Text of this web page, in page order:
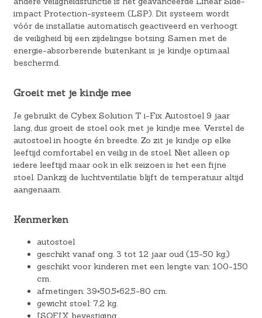
impact Protection-systeem (LSP). Dit systeem wordt
vóór de installatie automatisch geactiveerd en verhoogt
de veiligheid bij een zijdelingse botsing. Samen met de
energie-absorberende buitenkant is je kindje optimaal
beschermd.
Groeit met je kindje mee
Je gebruikt de Cybex Solution T i-Fix Autostoel 9 jaar
lang, dus groeit de stoel ook met je kindje mee. Verstel de
autostoel in hoogte én breedte. Zo zit je kindje op elke
leeftijd comfortabel en veilig in de stoel. Niet alleen op
iedere leeftijd maar ook in elk seizoen is het een fijne
stoel. Dankzij de luchtventilatie blijft de temperatuur altijd
aangenaam.
Kenmerken
autostoel
geschikt vanaf ong. 3 tot 12 jaar oud (15-50 kg.)
geschikt voor kinderen met een lengte van: 100-150
cm.
afmetingen: 39×50,5×62,5-80 cm.
gewicht stoel: 7,2 kg.
ISOFIX bevestiging